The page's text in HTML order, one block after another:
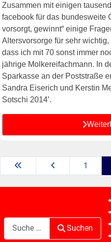
Zusammen mit einigen
facebook für das bundesweite
vorsorgt, gewinnt“ einige
Altersvorsorge für sehr
dass ich mit 70 sonst immer
jährige Molkereifachmann. In
Sparkasse an der Poststraße
Sandra Eiserich und Kerstin
Sotschi 2014’.
1
Suchen
Suchen